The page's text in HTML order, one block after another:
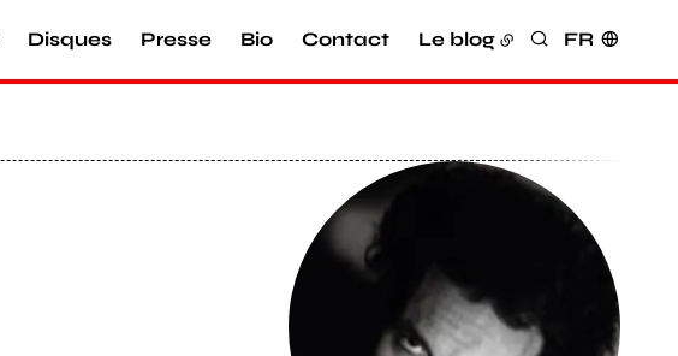
Disques Presse Bio Contact Le blog Rechercher
FR